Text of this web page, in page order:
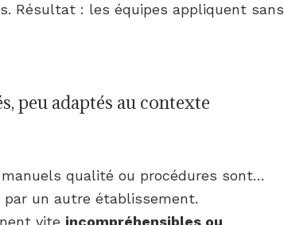
Résultat : les équipes appliquent sans
peu adaptés au contexte
qualité ou procédures sont…
un autre établissement.
vite incompréhensibles ou